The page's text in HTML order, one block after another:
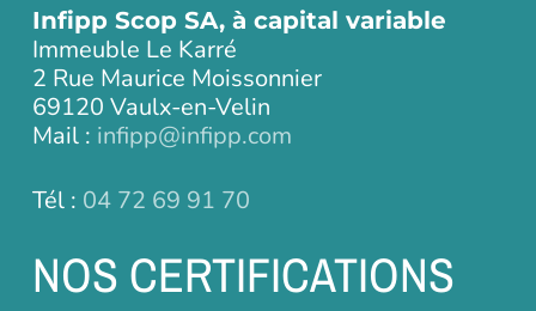
Infipp Scop SA, à capital variable
Immeuble Le Karré
2 Rue Maurice Moissonnier
69120 Vaulx-en-Velin
Mail : infipp@infipp.com
Tél : 04 72 69 91 70
NOS CERTIFICATIONS